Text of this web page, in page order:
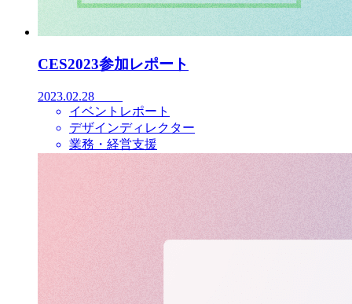
CES2023参加レポート
2023.02.28
イベントレポート
デザインディレクター
業務・経営支援